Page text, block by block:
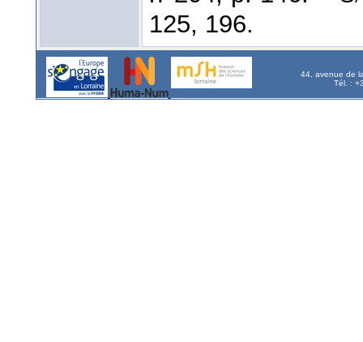
125, 196.
44, avenue de
Tél. :